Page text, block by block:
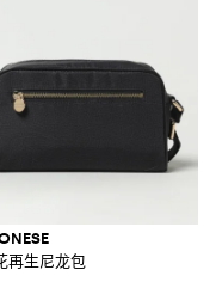
再生尼龙包